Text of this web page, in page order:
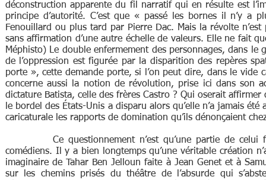
déconstruction apparente du fil narratif qui en résulte est
principe d’autorité. C’est que « passé les bornes il n’y a
Fenouillard ou plus tard par Pierre Dac. Mais la révolte
sans affirmation d’une autre échelle de valeurs. Elle ne fait
Méphisto) Le double enfermement des personnages, dans
de l’oppression est figurée par la disparition des repères
porte », cette demande porte, si l’on peut dire, dans le vide
concerne aussi la notion de révolution, prise ici dans son
dictature Batista, celle des frères Castro ? Qui oserait
le bordel des États-Unis a disparu alors qu’elle n’a jamais
caricaturale les rapports de domination qu’ils dénonçaient
Ce questionnement n’est qu’une partie de celui
comédiens. Il y a bien longtemps qu’une véritable création
imaginaire de Tahar Ben Jelloun faite à Jean Genet et à
sur les chemins prisés du théâtre de l’absurde qui